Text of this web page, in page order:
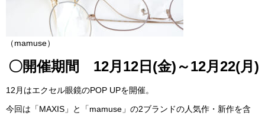
（mamuse）
〇開催期間 12月12日(金)～12月22(月)
12月はエクセル眼鏡のPOP UPを開催。
今回は「MAXIS」と「mamuse」の2ブランドの人気作・新作を含